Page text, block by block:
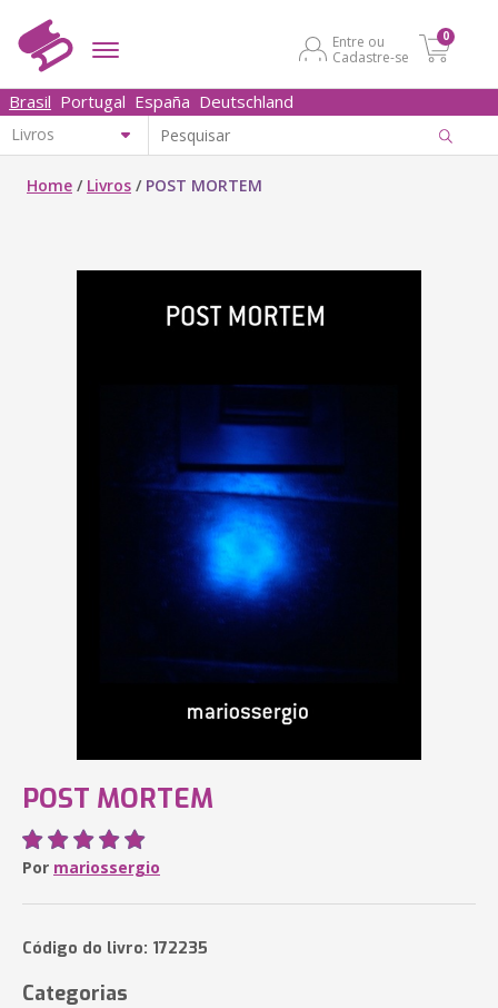
Entre ou
Cadastre-se
0
Brasil Portugal España Deutschland
Home / Livros / POST MORTEM
POST MORTEM
Por mariossergio
Código do livro: 172235
Categorias